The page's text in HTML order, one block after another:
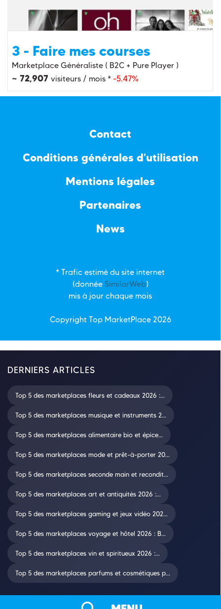
3 - Faire mes courses
Marketplace Généraliste ( B2C + Pure Player )
~ 72,907 visiteurs / mois * -5.47%
Contact
Conditions générales d'utilisation
Mentions légales
Partenaires
News
* Trafic estimé du site internet
(donnée SimilarWeb)
mis à jour chaque mois
Copyright Top MarketPlace2026
DERNIERS ARTICLES
Top 5 des marketplaces fleurs et cadeaux 2026 :...
Top 5 des marketplaces musique et instruments 2...
Top 5 des marketplaces alimentaire bio et épice...
Top 5 des marketplaces mode et prêt-à-porter 20...
Top 5 des marketplaces seconde main et recondit...
Top 5 des marketplaces art et antiquités 2026 :...
Top 5 des marketplaces gaming et jeux vidéo 202...
Top 5 des marketplaces voyage et hôtel 2026 : B...
Top 5 des marketplaces vin et spiritueux 2026 :...
Top 5 des marketplaces parfums et cosmétiques p...